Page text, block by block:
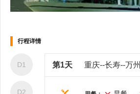
行程详情
D1
D2
第1天 重庆--长寿--万州